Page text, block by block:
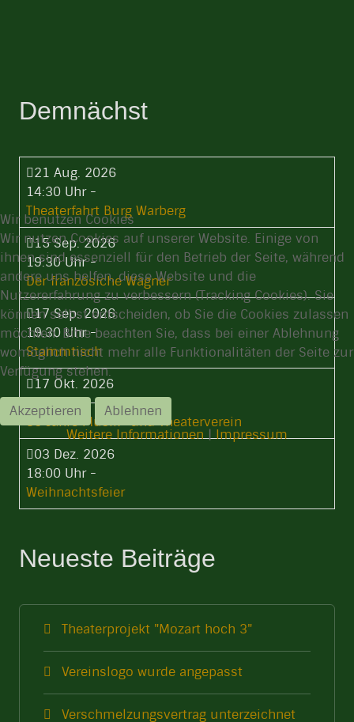
Demnächst
21 Aug. 2026
14:30 Uhr-
Theaterfahrt Burg Warberg
15 Sep. 2026
19:30 Uhr-
Der französiche Wagner
17 Sep. 2026
19:30 Uhr-
Stammtisch
17 Okt. 2026
15:00 Uhr
-
35 Jahre Musik- und Theaterverein
03 Dez. 2026
18:00 Uhr-
Weihnachtsfeier
Neueste Beiträge
Theaterprojekt "Mozart hoch 3"
Vereinslogo wurde angepasst
Verschmelzungsvertrag unterzeichnet
Wir benutzen Cookies
Wir nutzen Cookies auf unserer Website. Einige von
ihnen sind essenziell für den Betrieb der Seite, während
andere uns helfen, diese Website und die
Nutzererfahrung zu verbessern (Tracking Cookies). Sie
können selbst entscheiden, ob Sie die Cookies zulassen
möchten. Bitte beachten Sie, dass bei einer Ablehnung
womöglich nicht mehr alle Funktionalitäten der Seite zur
Verfügung stehen.
Akzeptieren
Ablehnen
Weitere Informationen|Impressum